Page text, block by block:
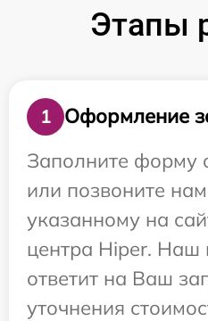
Этапы
1
Оформление
Заполните форму
или позвоните
указанному на
центра Hiper. Наш
ответит на Ваш
уточнения